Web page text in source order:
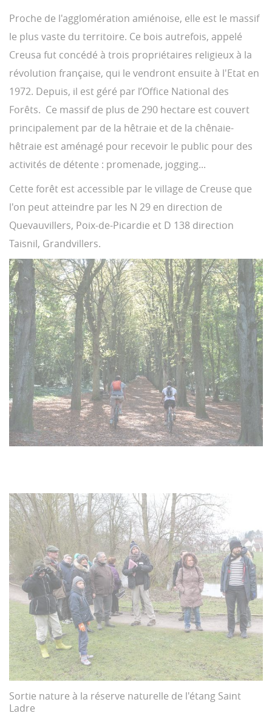
Proche de l'agglomération amiénoise, elle est le massif
le plus vaste du territoire. Ce bois autrefois, appelé
Creusa fut concédé à trois propriétaires religieux à la
révolution française, qui le vendront ensuite à l'Etat en
1972. Depuis, il est géré par l’Office National des
Forêts. Ce massif de plus de 290 hectare est couvert
principalement par de la hêtraie et de la chênaie-
hêtraie est aménagé pour recevoir le public pour des
activités de détente : promenade, jogging...
Cette forêt est accessible par le village de Creuse que
l'on peut atteindre par les N 29 en direction de
Quevauvillers, Poix-de-Picardie et D 138 direction
Taisnil, Grandvillers.
Sortie nature à la réserve naturelle de l'étang Saint
Ladre